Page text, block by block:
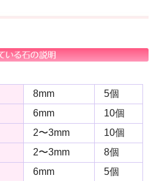
8mm
5個
6mm
10個
2〜3mm
10個
2〜3mm
8個
6mm
5個